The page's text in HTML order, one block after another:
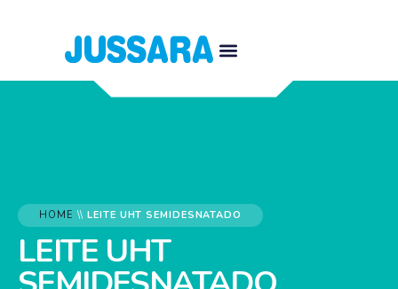
LEITE UHT
HOME \\LEITE UHT SEMIDESNATADO